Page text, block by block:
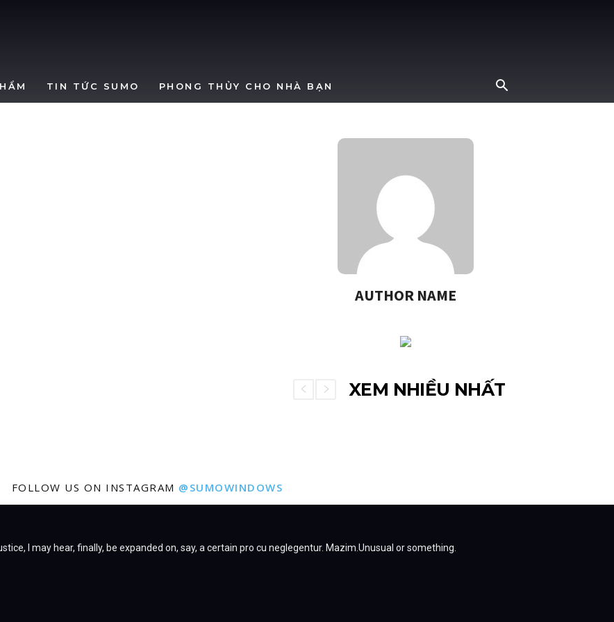
TIN TỨC SUMO PHONG THỦY CHO NHÀ BẠN
AUTHOR NAME
XEM NHIỀU NHẤT
FOLLOW US ON INSTAGRAM @SUMOWINDOWS
I may hear, finally, be expanded on, say, a certain pro cu neglegentur. Mazim.Unusual or something.